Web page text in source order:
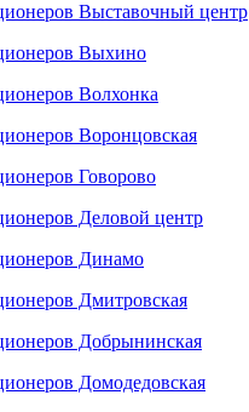
Выставочный центр
Выхино
Волхонка
Воронцовская
Говорово
Деловой центр
Динамо
Дмитровская
Добрынинская
Домодедовская